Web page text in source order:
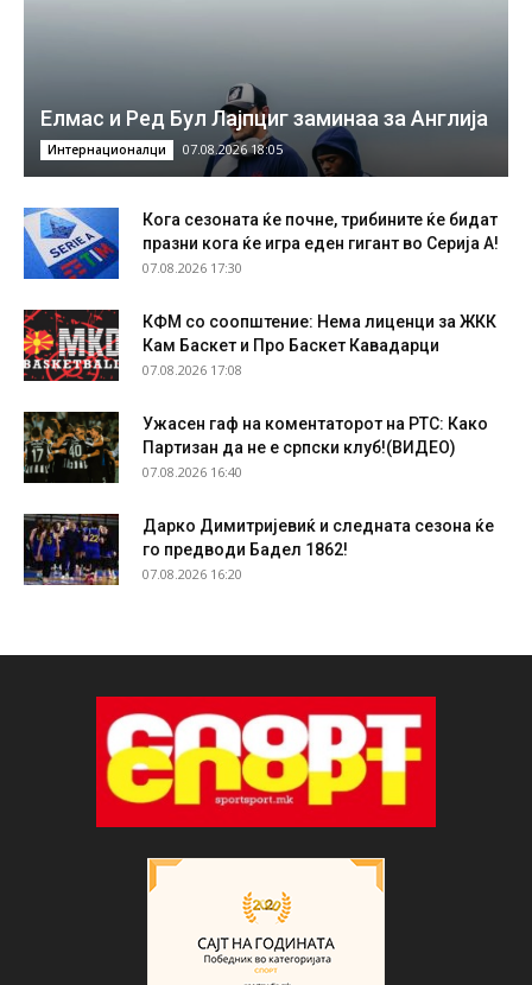
Елмас и Ред Бул Лајпциг заминаа за Англија
Интернационалци 07.08.2026 18:05
Кога сезоната ќе почне, трибините ќе бидат
празни кога ќе игра еден гигант во Серија А!
07.08.2026 17:30
КФМ со соопштение: Нема лиценци за ЖКК
Кам Баскет и Про Баскет Кавадарци
07.08.2026 17:08
Ужасен гаф на коментаторот на РТС: Како
Партизан да не е српски клуб!(ВИДЕО)
07.08.2026 16:40
Дарко Димитријевиќ и следната сезона ќе
го предводи Бадел 1862!
07.08.2026 16:20